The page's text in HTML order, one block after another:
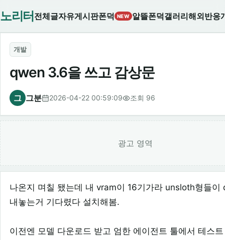
노리터 전체글자유게시판폰덕 NEW 알뜰폰덕갤러리해외반응
개발
qwen 3.6을 쓰고 감상문
그 그분 2026-04-22 00:59:09 조회 96
광고 영역
나온지 며칠 됐는데 내 vram이 16기가라 unsloth형들이
내놓는거 기다렸다 설치해봄.
이전엔 모델 다운로드 받고 엄한 에이전트 툴에서 테스